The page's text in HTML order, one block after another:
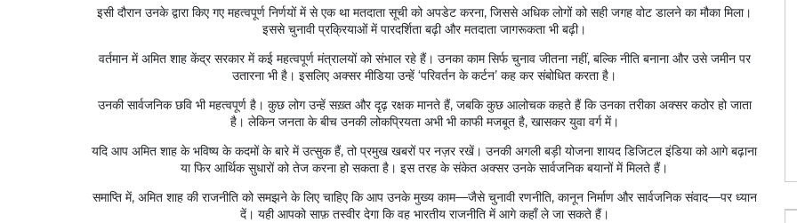
इसी दौरान उनके द्वारा किए गए महत्वपूर्ण निर्णयों में से एक था मतदाता सूची को अपडेट करना, जिससे अधिक लोगों को सही जगह वोट डालने का मौका मिला।
इससे चुनावी प्रक्रियाओं में पारदर्शिता बढ़ी और मतदाता जागरूकता भी बढ़ी।
वर्तमान में अमित शाह केंद्र सरकार में कई महत्वपूर्ण मंत्रालयों को संभाल रहे हैं। उनका काम सिर्फ चुनाव जीतना नहीं, बल्कि नीति बनाना और उसे जमीन पर
उतारना भी है। इसलिए अक्सर मीडिया उन्हें ‘परिवर्तन के कर्टन’ कह कर संबोधित करता है।
उनकी सार्वजनिक छवि भी महत्वपूर्ण है। कुछ लोग उन्हें सख़्त और दृढ़ रक्षक मानते हैं, जबकि कुछ आलोचक कहते हैं कि उनका तरीका अक्सर कठोर हो जाता
है। लेकिन जनता के बीच उनकी लोकप्रियता अभी भी काफी मजबूत है, खासकर युवा वर्ग में।
यदि आप अमित शाह के भविष्य के कदमों के बारे में उत्सुक हैं, तो प्रमुख खबरों पर नज़र रखें। उनकी अगली बड़ी योजना शायद डिजिटल इंडिया को आगे बढ़ाना
या फिर आर्थिक सुधारों को तेज करना हो सकता है। इस तरह के संकेत अक्सर उनके सार्वजनिक बयानों में मिलते हैं।
समाप्ति में, अमित शाह की राजनीति को समझने के लिए चाहिए कि आप उनके मुख्य काम—जैसे चुनावी रणनीति, कानून निर्माण और सार्वजनिक संवाद—पर ध्यान
दें। यही आपको साफ़ तस्वीर देगा कि वह भारतीय राजनीति में आगे कहाँ ले जा सकते हैं।
खिलाड़ियों में 3-1 से हराया पचुका,
27 जन॰ 2023
इंग्लैंड ने भारत को हराया, विश्व टेस्ट चैंपियनशिप में
ऑस्ट्रेलिया आगे, तालिका में बड़े बदलाव
15 अक्तू॰ 2025